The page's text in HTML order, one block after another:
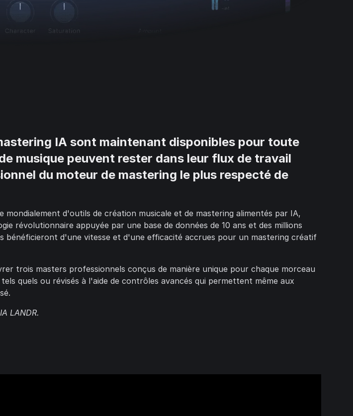
IA sont maintenant disponibles pour toute
musique peuvent rester dans leur flux de travail
du moteur de mastering le plus respecté de
mondialement d'outils de création musicale et de mastering alimentés par IA,
révolutionnaire appuyée par une base de données de 10 ans et des millions
bénéficieront d'une vitesse et d'une efficacité accrues pour un mastering créatif
trois masters professionnels conçus de manière unique pour chaque morceau
quels ou révisés à l'aide de contrôles avancés qui permettent même aux
LANDR.